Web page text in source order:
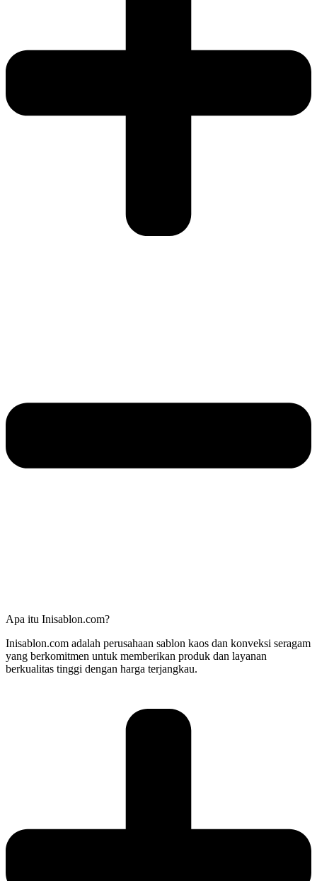
Apa itu Inisablon.com?
Inisablon.com adalah perusahaan sablon kaos dan konveksi seragam
yang berkomitmen untuk memberikan produk dan layanan
berkualitas tinggi dengan harga terjangkau.